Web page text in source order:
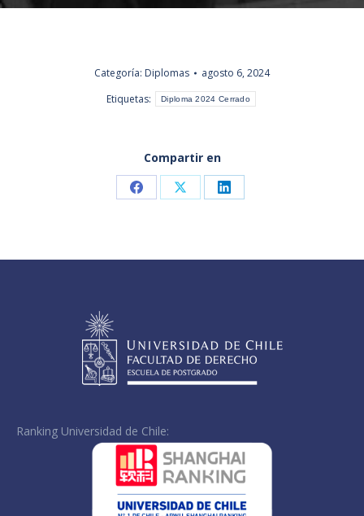
Categoría: Diplomas
agosto 6, 2024
Etiquetas:
Diploma 2024 Cerrado
Compartir en
Share Share Share
Ranking Universidad de Chile: